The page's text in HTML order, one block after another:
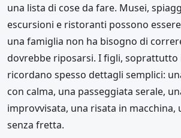
una lista di cose da fare. Musei,
escursioni e ristoranti possono
una famiglia non ha bisogno di
dovrebbe riposarsi. I figli, soprattutto
ricordano spesso dettagli semplici:
con calma, una passeggiata serale,
improvvisata, una risata in macchina,
senza fretta.